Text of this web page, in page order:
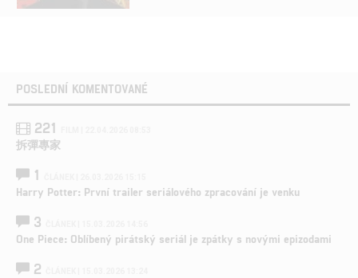
POSLEDNÍ KOMENTOVANÉ
221
拆彈專家
1
Harry Potter: První trailer seriálového zpracování je venku
3
One Piece: Oblíbený pirátský seriál je zpátky s novými epizodami
2